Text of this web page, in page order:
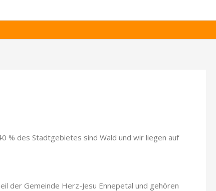
% des Stadtgebietes sind Wald und wir liegen auf
der Gemeinde Herz-Jesu Ennepetal und gehören